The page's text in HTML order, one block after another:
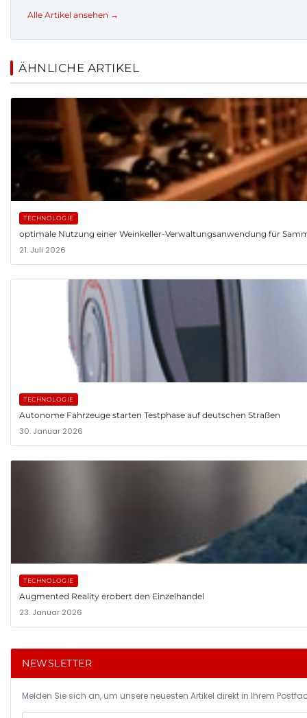
Alle Artikel ansehen →
ÄHNLICHE ARTIKEL
TECHNOLOGIE
optimale Nutzung einer Weinkeller-Verwaltungsanwendung für
21. Juli 2026
TECHNOLOGIE
Autonome Fahrzeuge starten Testphase auf deutschen Straßen
30. Januar 2026
TECHNOLOGIE
Augmented Reality erobert den Einzelhandel
23. Januar 2026
NEWSLETTER
Melden Sie sich an, um unsere neuesten Artikel direkt in Ihrem